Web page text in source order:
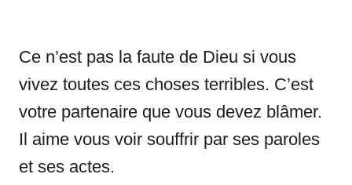
Ce n’est pas la faute de Dieu si vous
vivez toutes ces choses terribles. C’est
votre partenaire que vous devez blâmer.
Il aime vous voir souffrir par ses paroles
et ses actes.